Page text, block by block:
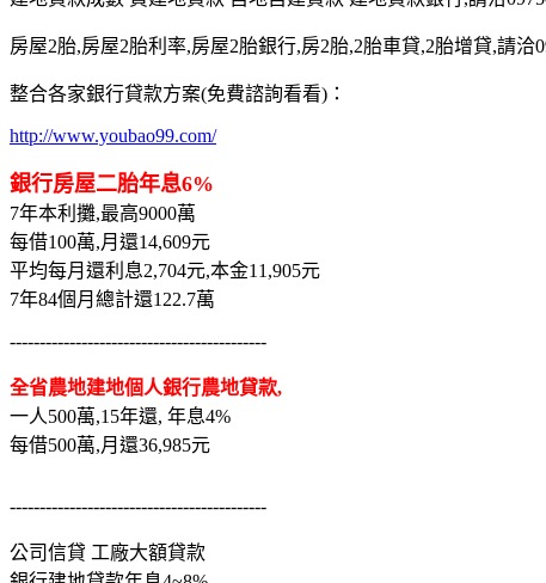
房屋2胎,房屋2胎利率,房屋2胎銀行,房2胎,2胎車貸,2胎增貸,請洽
整合各家銀行貸款方案(免費諮詢看看)：
http://www.youbao99.com/
銀行房屋二胎年息6%
7年本利攤,最高9000萬
每借100萬,月還14,609元
平均每月還利息2,704元,本金11,905元
7年84個月總計還122.7萬
-------------------------------------------
全省農地建地個人銀行農地貸款,
一人500萬,15年還, 年息4%
每借500萬,月還36,985元
-------------------------------------------
公司信貸 工廠大額貸款